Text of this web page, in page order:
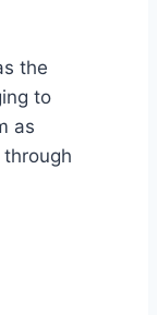
the
to
as
through